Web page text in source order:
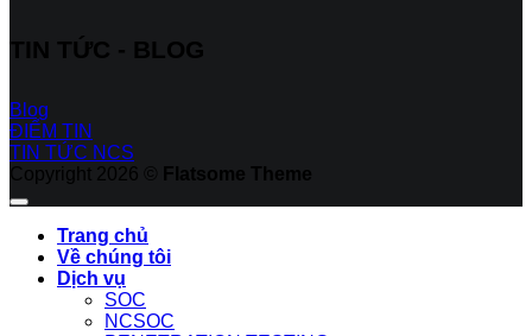
TIN TỨC - BLOG
Blog
ĐIỂM TIN
TIN TỨC NCS
Copyright 2026 ©
Flatsome Theme
Trang chủ
Về chúng tôi
Dịch vụ
SOC
NCSOC